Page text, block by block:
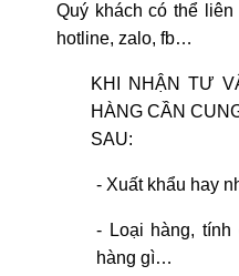
Quý khách có thể
hotline, zalo, fb…
KHI NHẬN TƯ
HÀNG CẦN
SAU:
- Xuất khẩu hay
- Loại hàng, tính
hàng gì…